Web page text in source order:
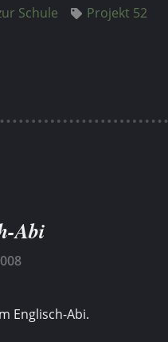
Schule Projekt 52
Abi
Englisch-Abi.